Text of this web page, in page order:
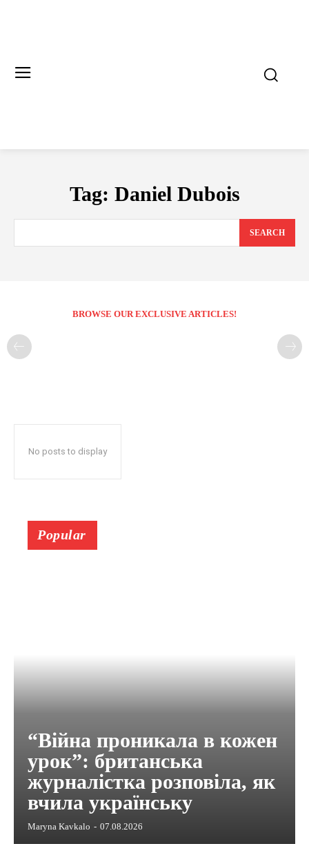
Tag: Daniel Dubois
SEARCH
BROWSE OUR EXCLUSIVE ARTICLES!
No posts to display
Popular
“Війна проникала в кожен
урок”: британська
журналістка розповіла, як
вчила українську
Maryna Kavkalo - 07.08.2026